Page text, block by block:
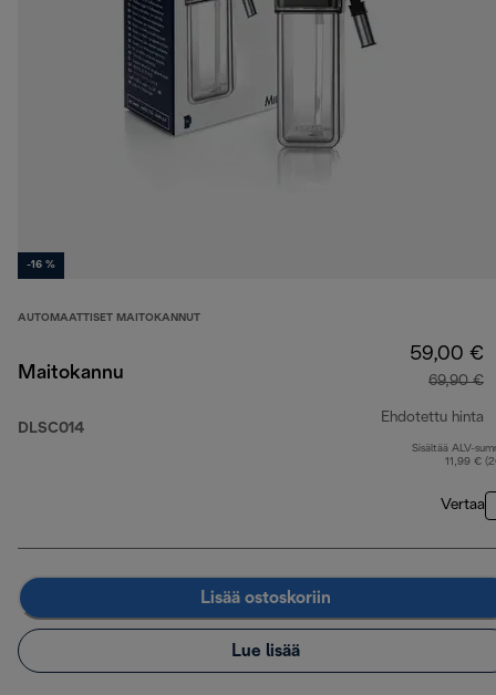
-16 %
AUTOMAATTISET MAITOKANNUT
Maitokannu
DLSC014
59,00 €
69,90 €
Ehdotettu hinta
Sisältää ALV-
11,99 €
Vertaa
Lisää ostoskoriin
Lue lisää